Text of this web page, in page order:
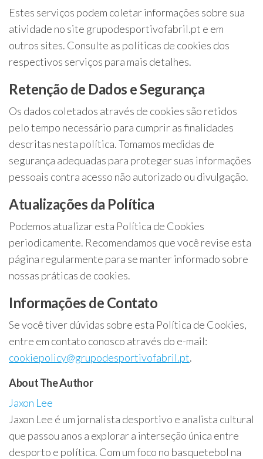
Estes serviços podem coletar informações sobre sua
atividade no site grupodesportivofabril.pt e em
outros sites. Consulte as políticas de cookies dos
respectivos serviços para mais detalhes.
Retenção de Dados e Segurança
Os dados coletados através de cookies são retidos
pelo tempo necessário para cumprir as finalidades
descritas nesta política. Tomamos medidas de
segurança adequadas para proteger suas informações
pessoais contra acesso não autorizado ou divulgação.
Atualizações da Política
Podemos atualizar esta Política de Cookies
periodicamente. Recomendamos que você revise esta
página regularmente para se manter informado sobre
nossas práticas de cookies.
Informações de Contato
Se você tiver dúvidas sobre esta Política de Cookies,
entre em contato conosco através do e-mail:
cookiepolicy@grupodesportivofabril.pt.
About The Author
Jaxon Lee
Jaxon Lee é um jornalista desportivo e analista cultural
que passou anos a explorar a interseção única entre
desporto e política. Com um foco no basquetebol na